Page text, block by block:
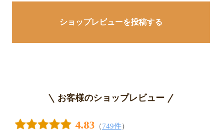
ショップレビューを投稿する
お客様のショップレビュー
4.83 （749件）